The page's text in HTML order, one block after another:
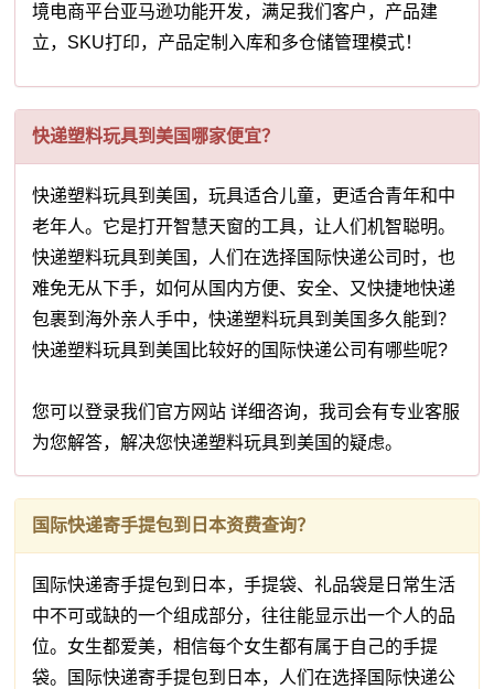
境电商平台亚马逊功能开发，满足我们客户，产品建
立，SKU打印，产品定制入库和多仓储管理模式！
快递塑料玩具到美国哪家便宜？
快递塑料玩具到美国，玩具适合儿童，更适合青年和中
老年人。它是打开智慧天窗的工具，让人们机智聪明。
快递塑料玩具到美国，人们在选择国际快递公司时，也
难免无从下手，如何从国内方便、安全、又快捷地快递
包裹到海外亲人手中，快递塑料玩具到美国多久能到？
快递塑料玩具到美国比较好的国际快递公司有哪些呢?
您可以登录我们官方网站 详细咨询，我司会有专业客服
为您解答，解决您快递塑料玩具到美国的疑虑。
国际快递寄手提包到日本资费查询？
国际快递寄手提包到日本，手提袋、礼品袋是日常生活
中不可或缺的一个组成部分，往往能显示出一个人的品
位。女生都爱美，相信每个女生都有属于自己的手提
袋。国际快递寄手提包到日本，人们在选择国际快递公